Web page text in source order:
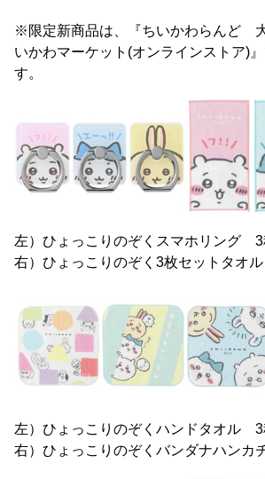
※限定新商品は、『ちいかわらんど
いかわマーケット(オンラインストア)
す。
左）ひょっこりのぞくスマホリング
右）ひょっこりのぞく3枚セットタオ
左）ひょっこりのぞくハンドタオル
右）ひょっこりのぞくバンダナハン